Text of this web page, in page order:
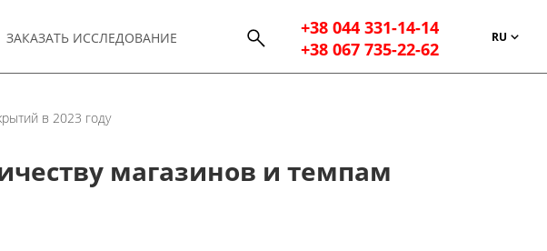
ЗАКАЗАТЬ ИССЛЕДОВАНИЕ
+38 044 331-14-14
+38 067 735-22-62
RU
в 2023 году
магазинов и темпам